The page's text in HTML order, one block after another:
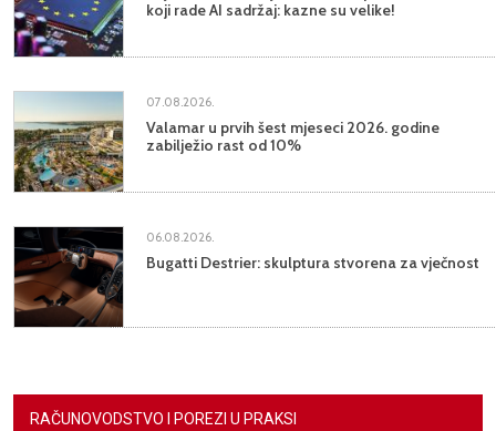
koji rade AI sadržaj: kazne su velike!
07.08.2026.
Valamar u prvih šest mjeseci 2026. godine
zabilježio rast od 10%
06.08.2026.
Bugatti Destrier: skulptura stvorena za vječnost
RAČUNOVODSTVO I POREZI U PRAKSI